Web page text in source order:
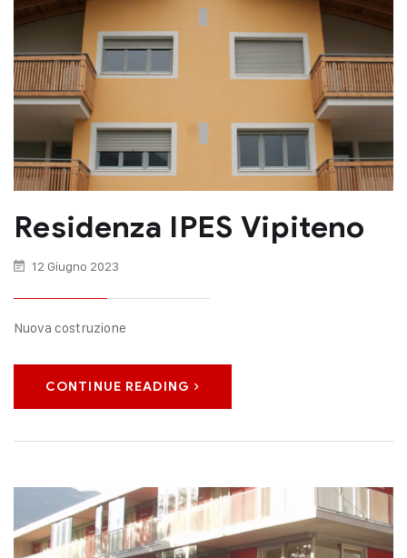
Residenza IPES Vipiteno
12 Giugno 2023
Nuova costruzione
CONTINUE READING